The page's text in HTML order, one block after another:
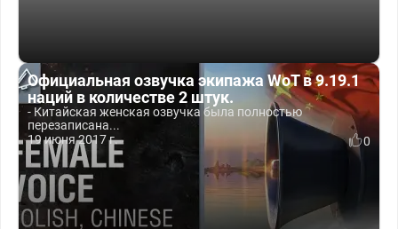
Официальная озвучка экипажа WoT в 9.19.1
наций в количестве 2 штук.
- Китайская женская озвучка была полностью
перезаписана...
19 июня 2017 г.
0